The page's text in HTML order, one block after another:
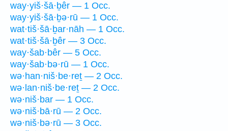
way·yiš·šā·ḇêr — 1 Occ.
way·yiš·šā·ḇə·rū — 1 Occ.
wat·tiš·šā·ḇar·nāh — 1 Occ.
wat·tiš·šā·ḇêr — 3 Occ.
way·šab·bêr — 5 Occ.
way·šab·bə·rū — 1 Occ.
wə·han·niš·be·reṯ — 2 Occ.
wə·lan·niš·be·reṯ — 2 Occ.
wə·niš·bar — 1 Occ.
wə·niš·bā·rū — 2 Occ.
wə·niš·bə·rū — 3 Occ.